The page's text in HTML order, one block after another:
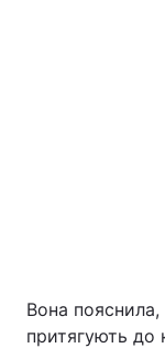
Вона пояснила,
притягують до